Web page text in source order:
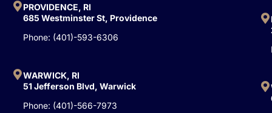
o
k
-
f
e
n
PROVIDENCE, RI
685 Westminster St, Providence
Phone: (401)-593-6306
WARWICK, RI
51 Jefferson Blvd, Warwick
Phone: (401)-566-7973